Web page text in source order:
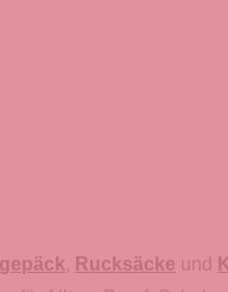
, Rucksäcke und